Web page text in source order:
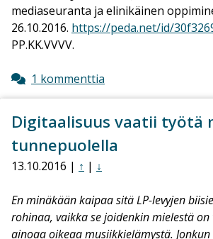
mediaseuranta ja elinikäinen
26.10.2016. https://peda.net/id/
PP.KK.VVVV.
1 kommenttia
Digitaalisuus vaatii työtä
tunnepuolella
13.10.2016 | ↑ | ↓
En minäkään kaipaa sitä LP-levyjen
rohinaa, vaikka se joidenkin mielestä
ainoaa oikeaa musiikkielämystä.